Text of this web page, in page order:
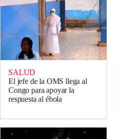
SALUD
El jefe de la OMS llega al
Congo para apoyar la
respuesta al ébola